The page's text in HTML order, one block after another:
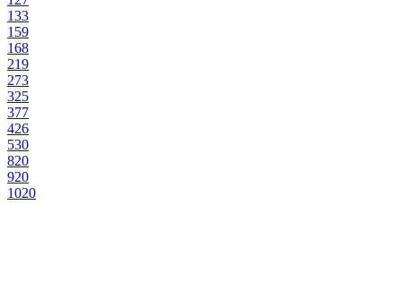
133
159
168
219
273
325
377
426
530
820
920
1020